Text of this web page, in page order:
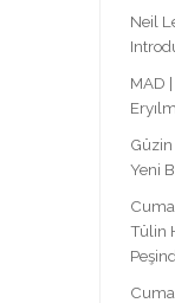
Neil
MAD
Güzin
Yeni
Tülin